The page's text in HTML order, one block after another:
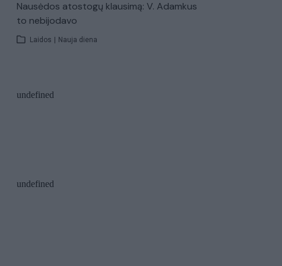
Nausėdos atostogų klausimą: V. Adamkus
to nebijodavo
Laidos Nauja diena